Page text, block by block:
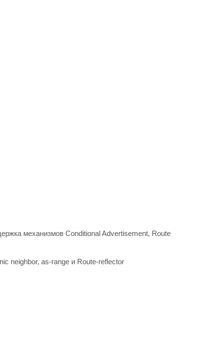
механизмов Сonditional Advertisement, Route
neighbor, as-range и Route-reflector